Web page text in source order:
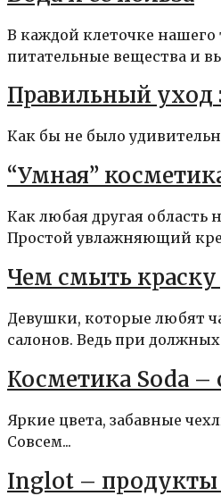
В каждой клеточке нашего
питательные вещества и
Правильный уход
Как бы не было
“Умная”
Как любая другая область
Простой увлажняющий
Чем смыть краску
Девушки, которые любят
салонов. Ведь при
Косметика Soda –
Яркие цвета, забавные
Совсем...
Inglot – продукты